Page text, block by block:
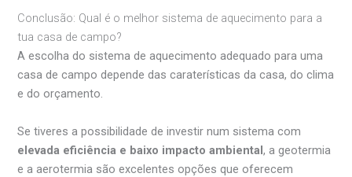
Conclusão: Qual é o melhor sistema de aquecimento para a
tua casa de campo?
A escolha do sistema de aquecimento adequado para uma
casa de campo depende das caraterísticas da casa, do clima
e do orçamento.
Se tiveres a possibilidade de investir num sistema com
elevada eficiência e baixo impacto ambiental, a geotermia
e a aerotermia são excelentes opções que oferecem